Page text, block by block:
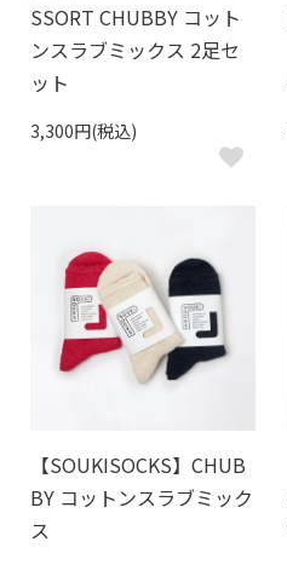
SSORT CHUBBY コット
ンスラブミックス 2足セ
ット
3,300円(税込)
【SOUKISOCKS】CHUB
BY コットンスラブミック
ス